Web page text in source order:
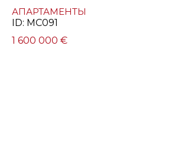
АПАРТАМЕНТЫ
ID: MC091
1 600 000 €